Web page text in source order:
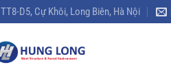
TT8-D5, Cự Khôi, Long Biên, Hà Nội